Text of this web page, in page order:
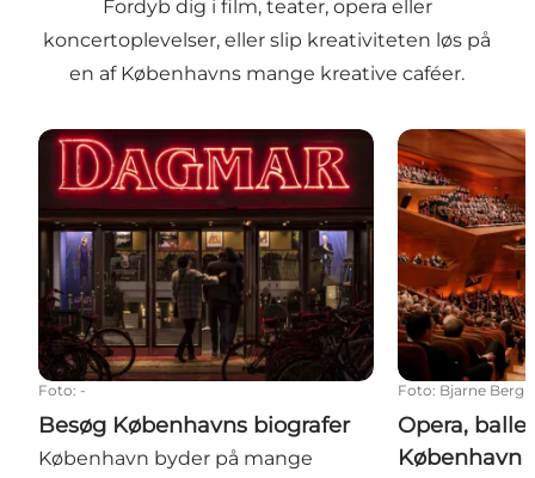
Fordyb dig i film, teater, opera eller
koncertoplevelser, eller slip kreativiteten løs på
en af Københavns mange kreative caféer.
Besøg Københavns biografer
Foto: -
Besøg Københavns biografer
København byder på mange
Opera, ballet
Foto: Bjarne
Opera,
København